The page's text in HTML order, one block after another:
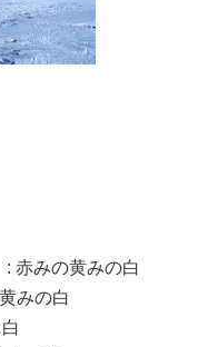
: 赤みの黄みの白
みの白